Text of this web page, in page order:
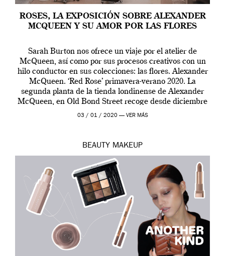
ROSES, LA EXPOSICIÓN SOBRE ALEXANDER
MCQUEEN Y SU AMOR POR LAS FLORES
Sarah Burton nos ofrece un viaje por el atelier de
McQueen, así como por sus procesos creativos con un
hilo conductor en sus colecciones: las flores. Alexander
McQueen. ‘Red Rose’ primavera-verano 2020. La
segunda planta de la tienda londinense de Alexander
McQueen, en Old Bond Street recoge desde diciembre
de 2019 hasta final de abril […]
03 / 01 / 2020 — VER MÁS
BEAUTY MAKEUP